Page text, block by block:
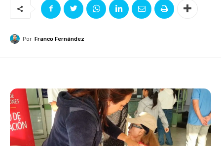
Por Franco Fernández